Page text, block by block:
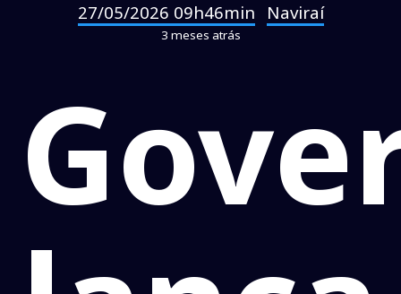
27/05/2026 09h46min Naviraí
3 meses atrás